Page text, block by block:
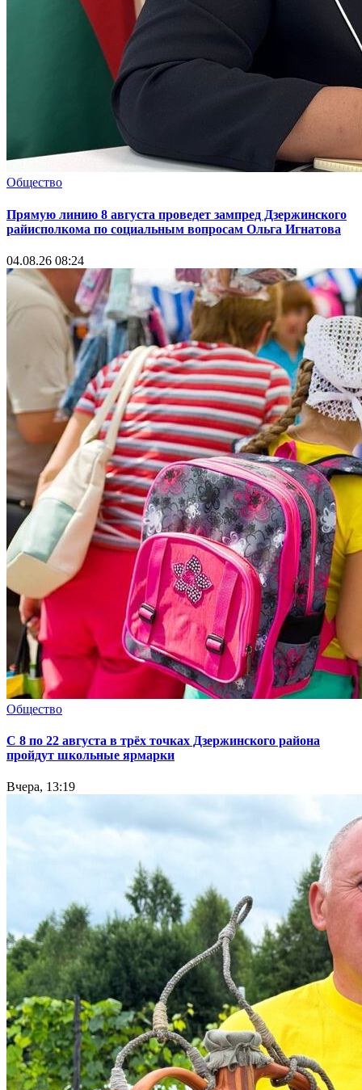
Общество
Прямую линию 8 августа проведет зампред Дзержинского
райисполкома по социальным вопросам Ольга Игнатова
04.08.26 08:24
Общество
С 8 по 22 августа в трёх точках Дзержинского района
пройдут школьные ярмарки
Вчера, 13:19